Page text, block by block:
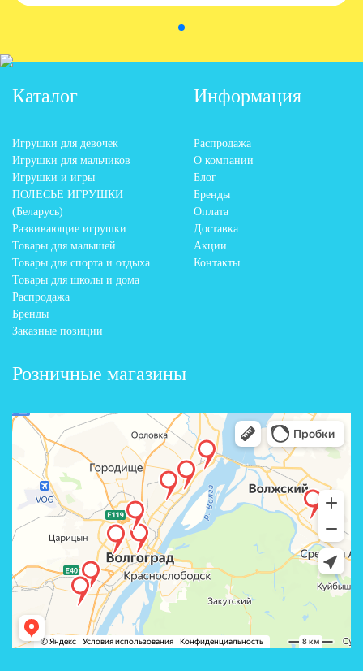
Каталог
Игрушки для девочек
Игрушки для мальчиков
Игрушки и игры
ПОЛЕСЬЕ ИГРУШКИ
(Беларусь)
Развивающие игрушки
Товары для малышей
Товары для спорта и отдыха
Товары для школы и дома
Распродажа
Бренды
Заказные позиции
Информация
Распродажа
О компании
Блог
Бренды
Оплата
Доставка
Акции
Контакты
Розничные магазины